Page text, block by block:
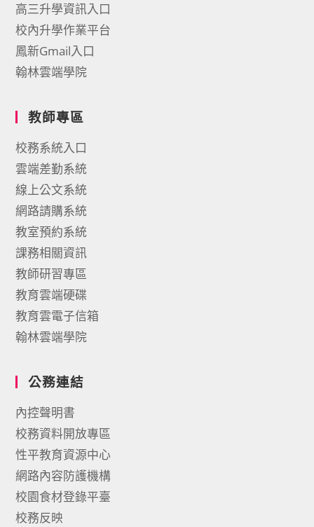
高三升學資訊入口
校內升學作業平台
鳳新Gmail入口
翰林雲端學院
教師專區
校務系統入口
雲端差勤系統
線上公文系統
網路請購系統
教室預約系統
課務相關資訊
教師研習專區
教育雲端硬碟
教育雲電子信箱
翰林雲端學院
公務連結
內控聲明書
校務資料開放專區
性平教育資源中心
網路內容防護機構
校園食材登錄平臺
校務反映